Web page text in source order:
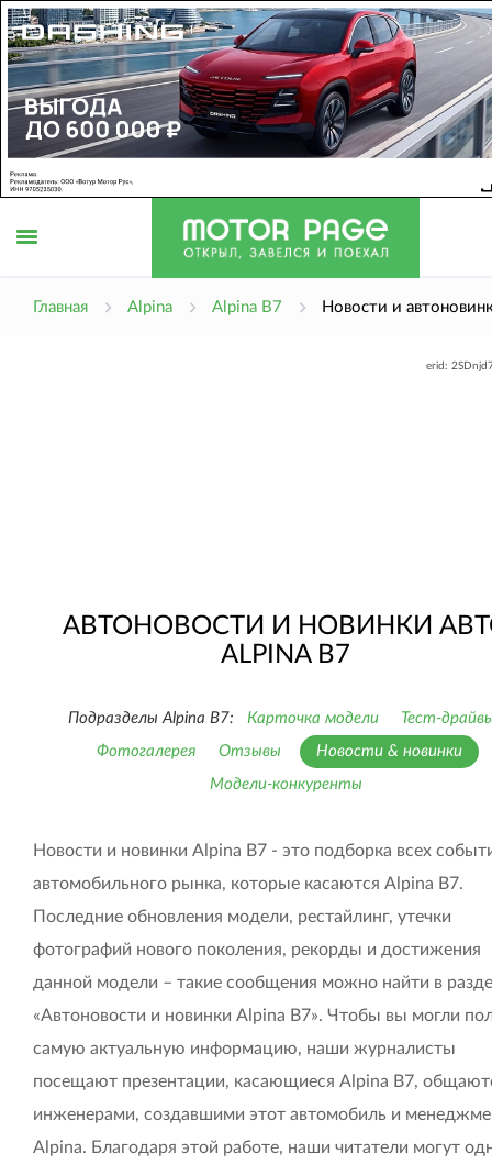
Главная Alpina Alpina B7 Новости и
erid:
АВТОНОВОСТИ И НОВИНКИ
ALPINA B7
Подразделы Alpina B7: Карточка модели
Тест-
Фотогалерея
Отзывы
Новости & новинки
Модели-конкуренты
Новости и новинки Alpina B7 - это подборка всех
автомобильного рынка, которые касаются Alpina B7.
Последние обновления модели, рестайлинг, утечки
фотографий нового поколения, рекорды и достижения
данной модели – такие сообщения можно найти в
«Автоновости и новинки Alpina B7». Чтобы вы могли
самую актуальную информацию, наши журналисты
посещают презентации, касающиеся Alpina B7,
инженерами, создавшими этот автомобиль и
Alpina. Благодаря этой работе, наши читатели могут